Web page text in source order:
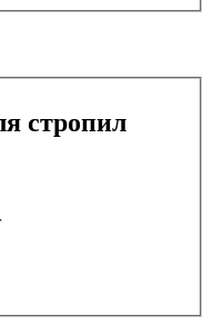
стропил